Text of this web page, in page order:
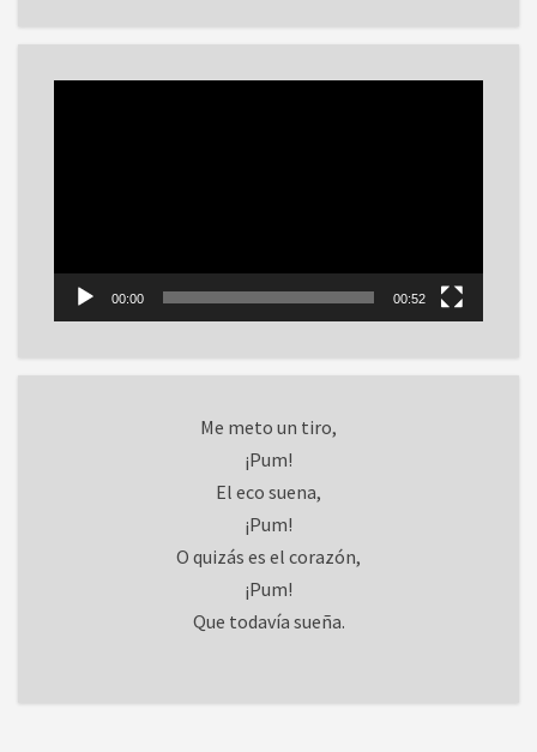
00:00 00:52
Me meto un tiro,
¡Pum!
El eco suena,
¡Pum!
O quizás es el corazón,
¡Pum!
Que todavía sueña.